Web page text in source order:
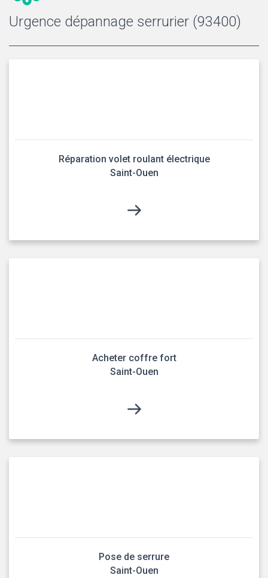
Urgence dépannage serrurier (93400)
Réparation volet roulant électrique
Saint-Ouen
Acheter coffre fort
Saint-Ouen
Pose de serrure
Saint-Ouen